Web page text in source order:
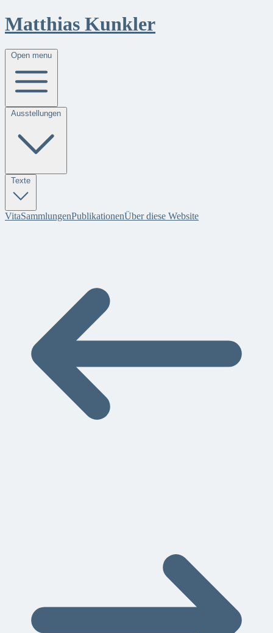
Matthias Kunkler
VitaSammlungenPublikationenÜber diese Website